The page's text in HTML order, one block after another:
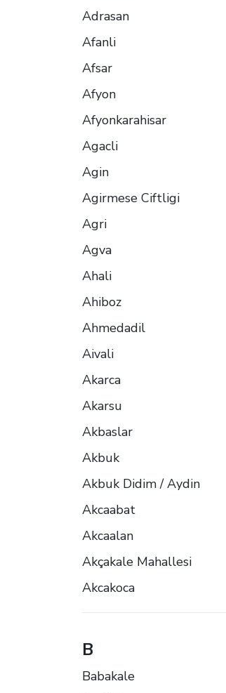
Adrasan
Afanli
Afsar
Afyon
Afyonkarahisar
Agacli
Agin
Agirmese Ciftligi
Agri
Agva
Ahali
Ahiboz
Ahmedadil
Aivali
Akarca
Akarsu
Akbaslar
Akbuk
Akbuk Didim / Aydin
Akcaabat
Akcaalan
Akçakale Mahallesi
Akcakoca
B
Babakale